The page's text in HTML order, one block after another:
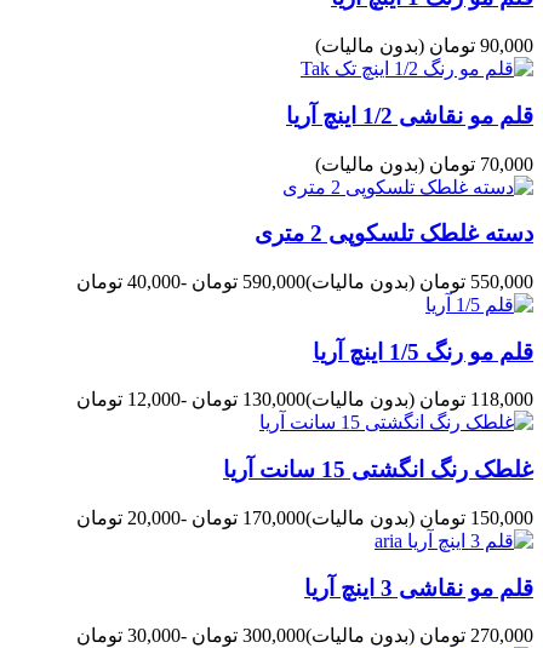
90,000 تومان (بدون مالیات)
قلم مو نقاشی 1/2 اینچ آریا
70,000 تومان (بدون مالیات)
دسته غلطک تلسکوپی 2 متری
550,000 تومان (بدون مالیات)590,000 تومان -40,000 تومان
قلم مو رنگ 1/5 اینچ آریا
118,000 تومان (بدون مالیات)130,000 تومان -12,000 تومان
غلطک رنگ انگشتی 15 سانت آریا
150,000 تومان (بدون مالیات)170,000 تومان -20,000 تومان
قلم مو نقاشی 3 اینچ آریا
270,000 تومان (بدون مالیات)300,000 تومان -30,000 تومان